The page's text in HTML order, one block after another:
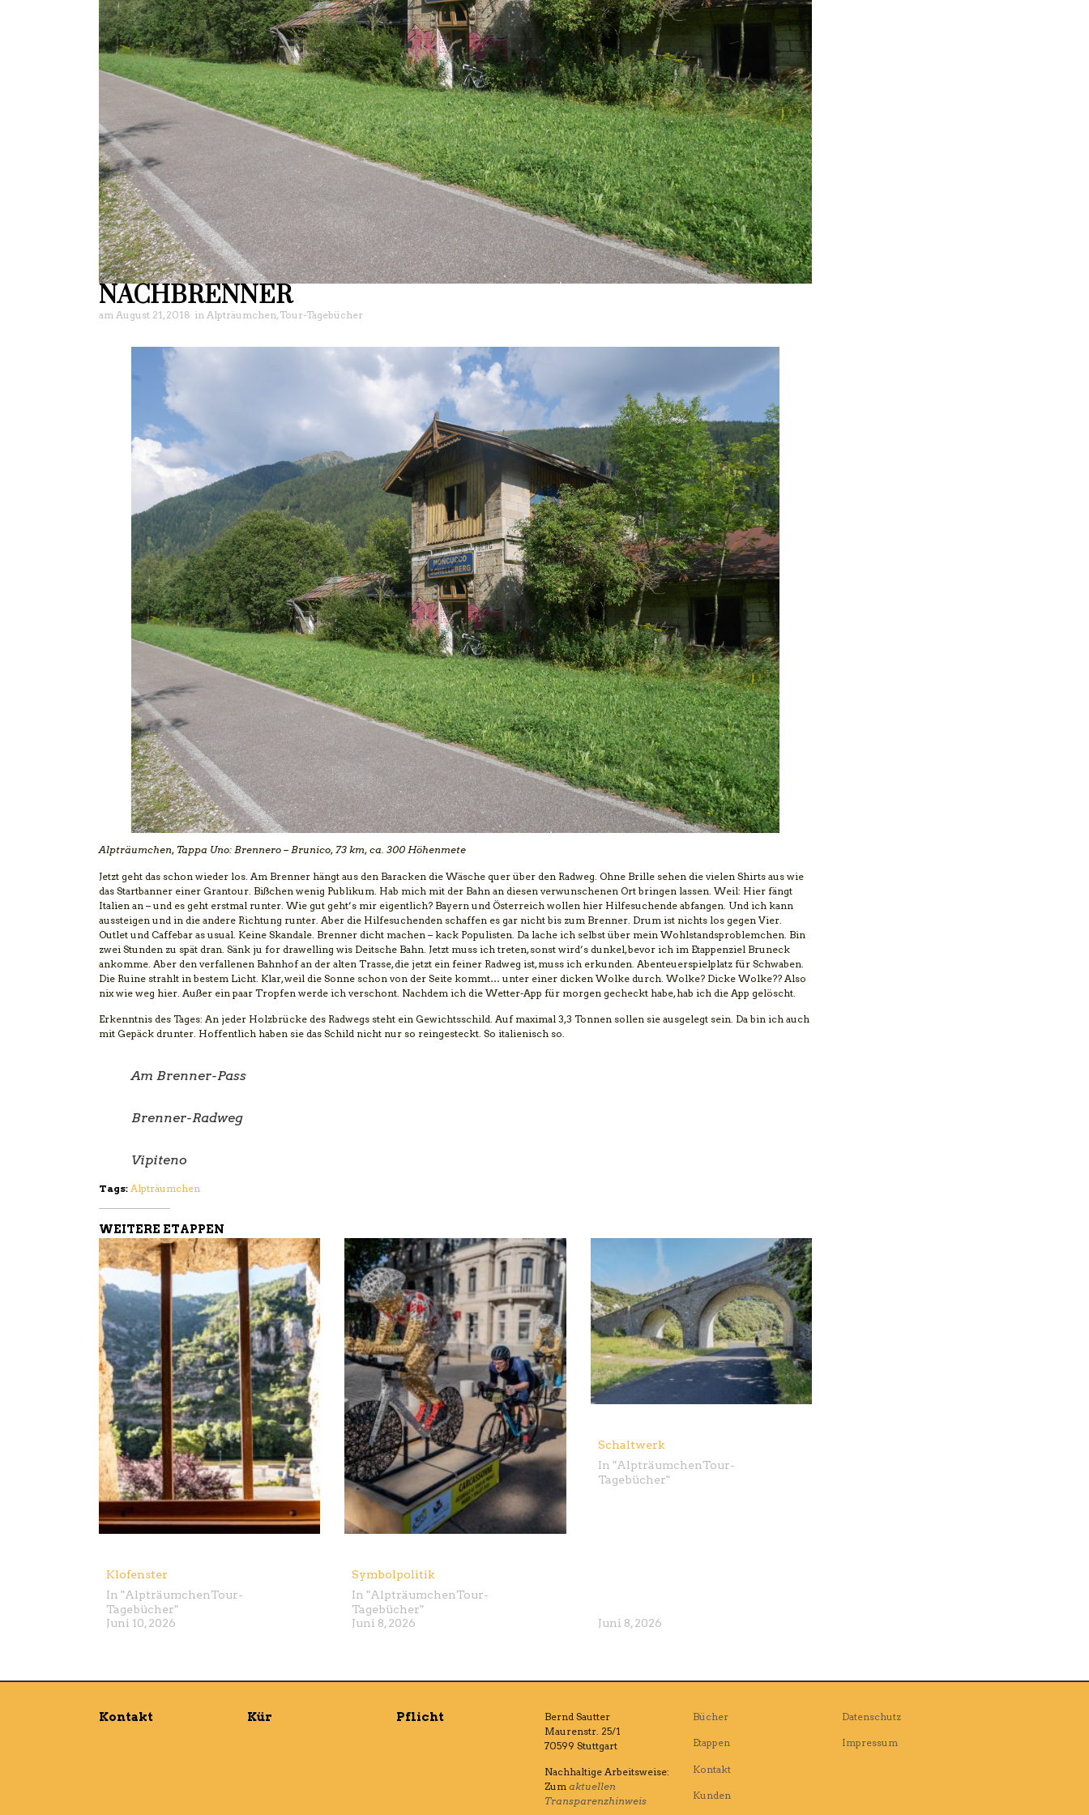
NACHBRENNER
am August 21, 2018 in Alpträumchen, Tour-Tagebücher
Alpträumchen, Tappa Uno: Brennero – Brunico, 73 km, ca. 300 Höhenmete
Jetzt geht das schon wieder los. Am Brenner hängt aus den Baracken die Wäsche quer über den Radweg. Ohne Brille sehen die vielen Shirts aus wie
das Startbanner einer Grantour. Bißchen wenig Publikum. Hab mich mit der Bahn an diesen verwunschenen Ort bringen lassen. Weil: Hier fängt
Italien an – und es geht erstmal runter. Wie gut geht’s mir eigentlich? Bayern und Österreich wollen hier Hilfesuchende abfangen. Und ich kann
aussteigen und in die andere Richtung runter. Aber die Hilfesuchenden schaffen es gar nicht bis zum Brenner. Drum ist nichts los gegen Vier.
Outlet und Caffebar as usual. Keine Skandale. Brenner dicht machen – kack Populisten. Da lache ich selbst über mein Wohlstandsproblemchen. Bin
zwei Stunden zu spät dran. Sänk ju for drawelling wis Deitsche Bahn. Jetzt muss ich treten, sonst wird’s dunkel, bevor ich im Etappenziel Bruneck
ankomme. Aber den verfallenen Bahnhof an der alten Trasse, die jetzt ein feiner Radweg ist, muss ich erkunden. Abenteuerspielplatz für Schwaben.
Die Ruine strahlt in bestem Licht. Klar, weil die Sonne schon von der Seite kommt… unter einer dicken Wolke durch. Wolke? Dicke Wolke?? Also
nix wie weg hier. Außer ein paar Tropfen werde ich verschont. Nachdem ich die Wetter-App für morgen gecheckt habe, hab ich die App gelöscht.
Erkenntnis des Tages: An jeder Holzbrücke des Radwegs steht ein Gewichtsschild. Auf maximal 3,3 Tonnen sollen sie ausgelegt sein. Da bin ich auch
mit Gepäck drunter. Hoffentlich haben sie das Schild nicht nur so reingesteckt. So italienisch so.
Am Brenner-Pass
Brenner-Radweg
Vipiteno
Tags: Alpträumchen
WEITERE ETAPPEN
Klofenster
In "AlpträumchenTour-
Tagebücher"
Juni 10, 2026
Symbolpolitik
In "AlpträumchenTour-
Tagebücher"
Juni 8, 2026
Schaltwerk
In "AlpträumchenTour-
Tagebücher"
Juni 8, 2026
Kontakt Kür Pflicht
Bernd Sautter
Maurenstr. 25/1
70599 Stuttgart
Nachhaltige Arbeitsweise:
Zum aktuellen
Transparenzhinweis
Bücher
Etappen
Kontakt
Kunden
Datenschutz
Impressum